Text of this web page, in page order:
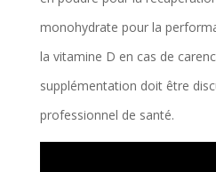
monohydrate pour la
la vitamine D en cas de
supplémentation doit être
professionnel de santé.